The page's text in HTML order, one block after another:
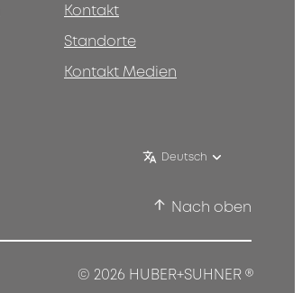
Kontakt
Standorte
Kontakt Medien
Deutsch
Nach oben
© 2026 HUBER+SUHNER®